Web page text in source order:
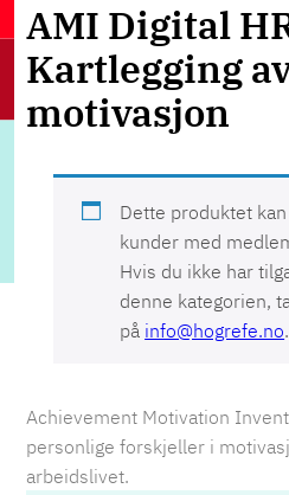
AMI Digital
Kartlegging
motivasjon
Dette produktet
kunder med
Hvis du ikke har
denne kategorien,
på info@hogrefe.no.
Achievement Motivation
personlige forskjeller i
arbeidslivet.